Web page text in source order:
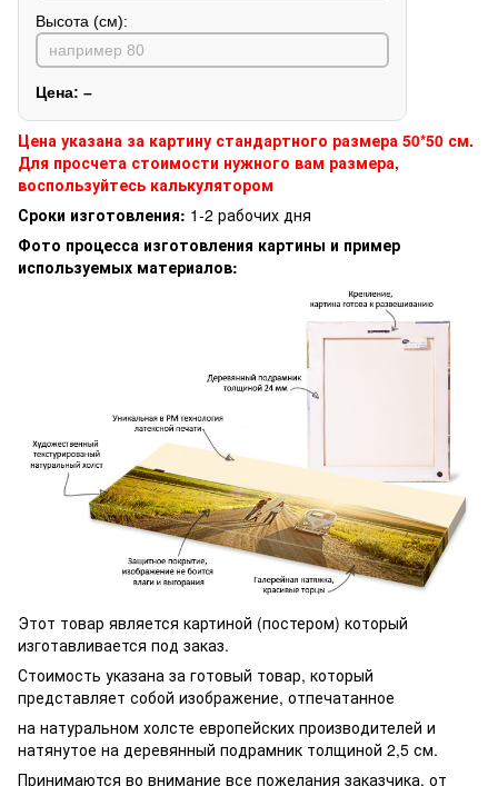
Высота (см):
Цена: –
Цена указана за картину стандартного размера 50*50 см.
Для просчета стоимости нужного вам размера,
воспользуйтесь калькулятором
Сроки изготовления: 1-2 рабочих дня
Фото процесса изготовления картины и пример
используемых материалов:
Этот товар является картиной (постером) который
изготавливается под заказ.
Стоимость указана за готовый товар, который
представляет собой изображение, отпечатанное
на натуральном холсте европейских производителей и
натянутое на деревянный подрамник толщиной 2,5 см.
Принимаются во внимание все пожелания заказчика, от